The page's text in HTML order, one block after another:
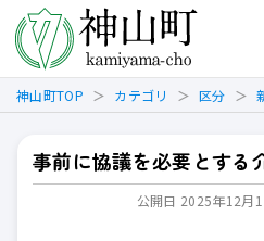
神山町TOP カテゴリ 区分
事前に協議を必要とする
公開日 2025年12月